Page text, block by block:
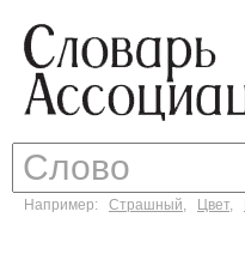
Например: Страшный, Цвет,